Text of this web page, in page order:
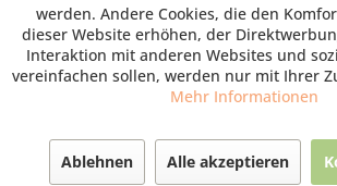
45659 Recklinghausen
Fax: 02361 -28831 | E-Mail:
werden. Andere Cookies, die den
dieser Website erhöhen, der
Interaktion mit anderen Websites und
vereinfachen sollen, werden nur mit Ihrer
Mehr Informationen
Ablehnen Alle akzeptieren